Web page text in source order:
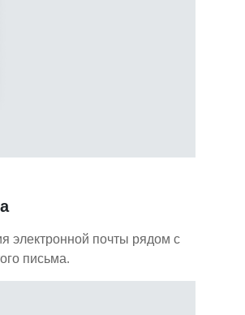
электронной почты рядом с
письма.